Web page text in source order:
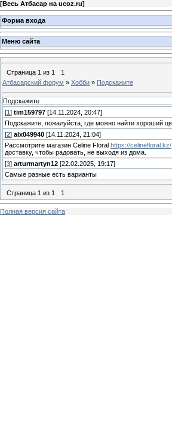
[Весь Атбасар на ucoz.ru]
Форма входа
Меню сайта
Страница 1 из 1
1
Атбасарский форум » Хобби » Подскажите
Подскажите
[1 ] tim159797 [14.11.2024, 20:47]
Подскажите, пожалуйста, где можно найти хороший
[2] alx049940 [14.11.2024, 21:04]
Рассмотрите магазин Celine Floral https://celinefloral.kz/
доставку, чтобы радовать, не выходя из дома.
[3] arturmartyn12 [22.02.2025, 19:17]
Самые разные есть варианты
Страница 1 из 1 1
Полная версия сайта